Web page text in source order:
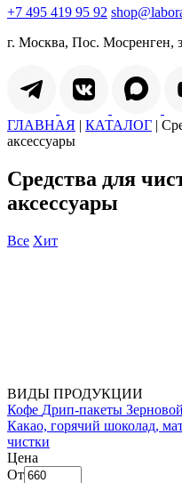
+7 495 419 95 92
г. Москва, Пос. Мосренген,
ГЛАВНАЯ | КАТАЛОГ |
аксессуары
Средства для
аксессуары
Все Хит
ВИДЫ ПРОДУКЦИИ
Кофе Дрип-пакеты
Какао, горячий шоколад,
чистки
Цена
От